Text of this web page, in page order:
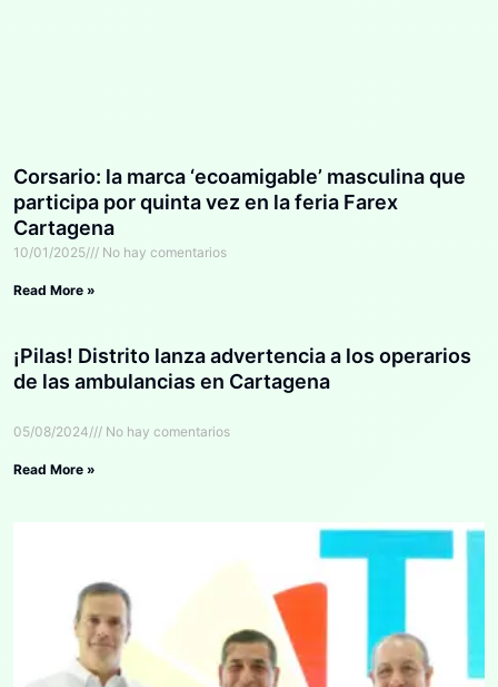
Corsario: la marca ‘ecoamigable’ masculina que
participa por quinta vez en la feria Farex
Cartagena
10/01/2025 No hay comentarios
Read More »
¡Pilas! Distrito lanza advertencia a los operarios
de las ambulancias en Cartagena
05/08/2024 No hay comentarios
Read More »